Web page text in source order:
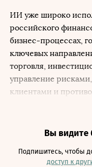
ИИ уже широко
российского
бизнес-процессах,
ключевых
торговля,
управление
клиентами и
Вы видите
Подпишитесь, чтобы
доступ к